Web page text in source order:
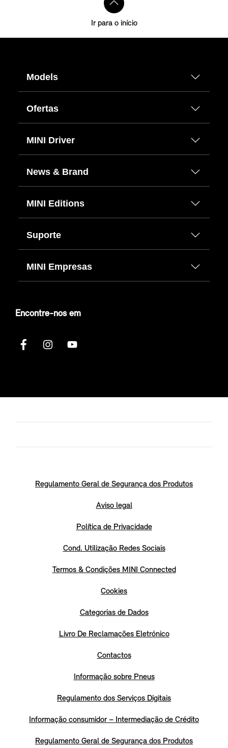
Ir para o início
Models
Ofertas
MINI Driver
News & Brand
MINI Editions
Suporte
MINI Empresas
Encontre-nos em
Regulamento Geral de Segurança dos Produtos
Aviso legal
Política de Privacidade
Cond. Utilização Redes Sociais
Termos & Condições MINI Connected
Cookies
Categorias de Dados
Livro De Reclamações Eletrónico
Contactos
Informação sobre Pneus
Regulamento dos Serviços Digitais
Informação consumidor – Intermediação de Crédito
Regulamento Geral de Segurança dos Produtos